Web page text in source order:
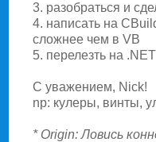
3. разобраться и
4. написать на
сложнее чем в VB
5. перелезть на .NET
С уважением, Nick!
np: кулеры, винты,
* Origin: Ловись